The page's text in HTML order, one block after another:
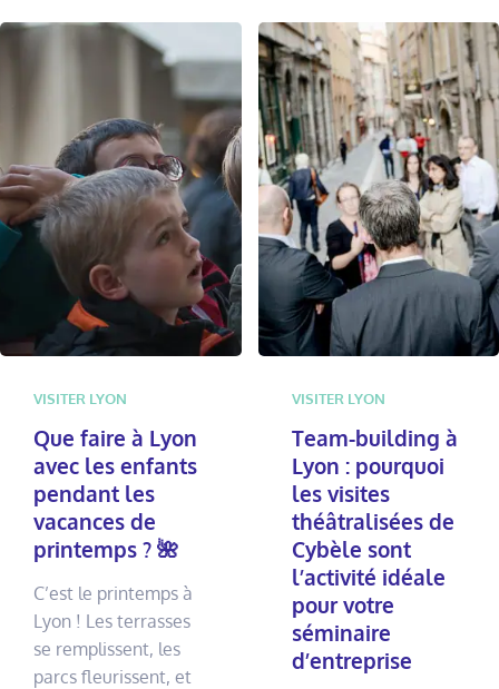
VISITER LYON
Que faire à Lyon
avec les enfants
pendant les
vacances de
printemps ? 🌺
C’est le printemps à
Lyon ! Les terrasses
se remplissent, les
parcs fleurissent, et
VISITER LYON
Team-building à
Lyon : pourquoi
les visites
théâtralisées de
Cybèle sont
l’activité idéale
pour votre
séminaire
d’entreprise